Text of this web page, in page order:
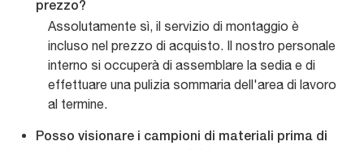
prezzo?
Assolutamente sì, il servizio di montaggio è
incluso nel prezzo di acquisto. Il nostro personale
interno si occuperà di assemblare la sedia e di
effettuare una pulizia sommaria dell'area di lavoro
al termine.
Posso visionare i campioni di materiali prima di